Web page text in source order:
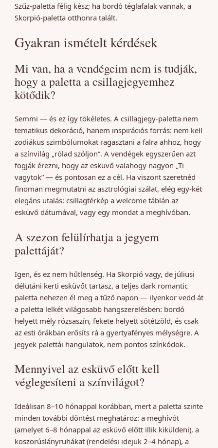
Szűz-paletta félig kész; ha bordó téglafalak vannak, a
Skorpió-paletta otthonra talált.
Gyakran ismételt kérdések
Mi van, ha a vendégeim nem is tudják,
hogy a paletta a csillagjegyemhez
kötődik?
Semmi — és ez így tökéletes. A csillagjegy-paletta nem
tematikus dekoráció, hanem inspirációs forrás: nem kell
zodiákus szimbólumokat ragasztani a falra ahhoz, hogy
a színvilág „rólad szóljon”. A vendégek egyszerűen azt
fogják érezni, hogy az esküvő valahogy nagyon „Ti
vagytok” — és pontosan ez a cél. Ha viszont szeretnéd
finoman megmutatni az asztrológiai szálat, elég egy-két
elegáns utalás: csillagtérkép a welcome táblán az
esküvő dátumával, vagy egy mondat a meghívóban.
A szezon felülírhatja a jegyem
palettáját?
Igen, és ez nem hűtlenség. Ha Skorpió vagy, de júliusi
délutáni kerti esküvőt tartasz, a teljes dark romantic
paletta nehezen él meg a tűző napon — ilyenkor vedd át
a paletta lelkét világosabb hangszerelésben: bordó
helyett mély rózsaszín, fekete helyett sötétzöld, és csak
az esti órákban erősíts rá a gyertyafényes mélységre. A
jegyek palettái hangulatok, nem pontos színkódok.
Mennyivel az esküvő előtt kell
véglegesíteni a színvilágot?
Ideálisan 8–10 hónappal korábban, mert a paletta szinte
minden további döntést meghatároz: a meghívót
(amelyet 6–8 hónappal az esküvő előtt illik kiküldeni), a
koszorúslányruhákat (rendelési idejük 2–4 hónap), a